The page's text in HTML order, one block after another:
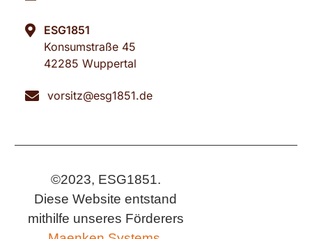
ESG1851
Konsumstraße 45
42285 Wuppertal
vorsitz@esg1851.de
©2023, ESG1851.
Diese Website entstand
mithilfe unseres Förderers